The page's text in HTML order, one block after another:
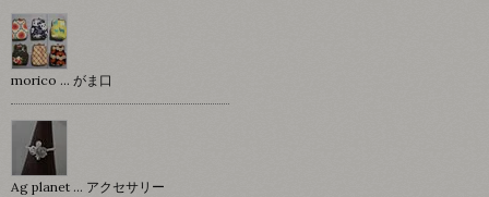
morico … がま口
Ag planet … アクセサリー